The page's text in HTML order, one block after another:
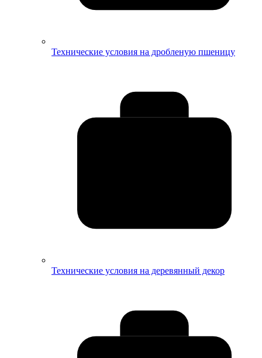
Технические условия на дробленую пшеницу
Технические условия на деревянный декор